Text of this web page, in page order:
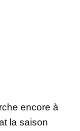
encore à
la saison